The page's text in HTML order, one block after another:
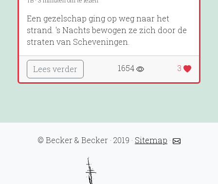
Een gezelschap ging op weg naar het
strand. 's Nachts bewogen ze zich door de
straten van Scheveningen.
Lees verder 1654 3
© Becker & Becker · 2019 · Sitemap ·